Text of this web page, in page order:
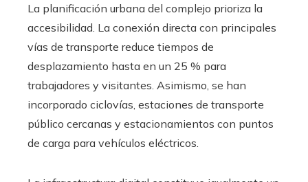
La planificación urbana del complejo prioriza la
accesibilidad. La conexión directa con principales
vías de transporte reduce tiempos de
desplazamiento hasta en un 25 % para
trabajadores y visitantes. Asimismo, se han
incorporado ciclovías, estaciones de transporte
público cercanas y estacionamientos con puntos
de carga para vehículos eléctricos.